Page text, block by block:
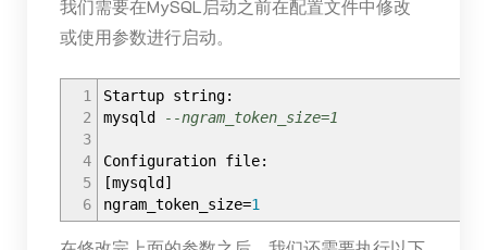
我们需要在MySQL启动之前在配置文件中修改
或使用参数进行启动。
1
2
3
4
5
6
Startup string:
mysqld
--ngram_token_size=1
Configuration file:
[mysqld ]
ngram_token_size=1